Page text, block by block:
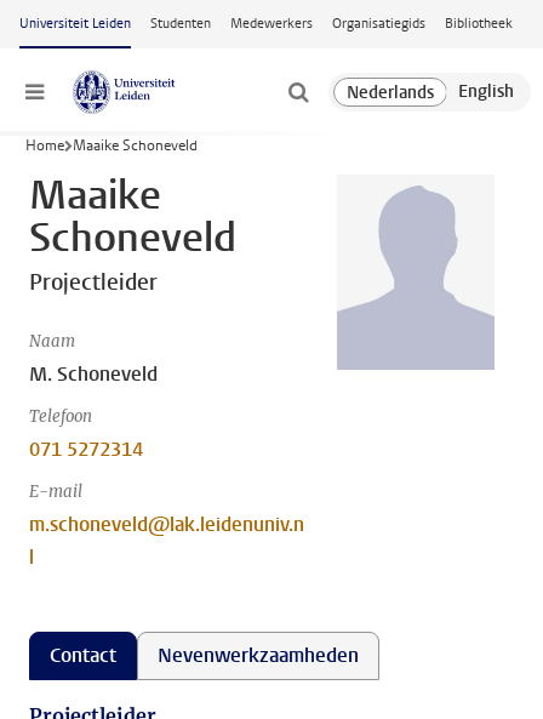
Ga naar hoofdinhoud
Universiteit Leiden Studenten Medewerkers Organisatiegids Bibliotheek
Menu
Home Maaike Schoneveld
Maaike
Schoneveld
Projectleider
Naam
M. Schoneveld
Telefoon
071 5272314
E-mail
m.schoneveld@lak.leidenuniv.n
l
Contact Nevenwerkzaamheden